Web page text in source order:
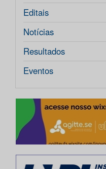
Editais
Notícias
Resultados
Eventos